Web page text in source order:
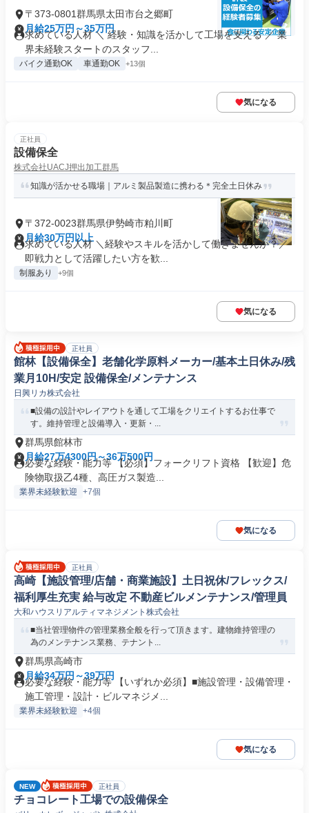
〒373-0801群馬県太田市台之郷町
月給25万円～35万円
求めている人材 ＼ 経験・知識を活かして工場を支える ／ 業
界未経験スタートのスタッフ...
バイク通勤OK 車通勤OK +13個
気になる
正社員
設備保全
株式会社UACJ押出加工群馬
知識が活かせる職場｜アルミ製品製造に携わる＊完全土日休み
〒372-0023群馬県伊勢崎市粕川町
月給30万円以上
求めている人材 ＼経験やスキルを活かして働きませんか？／
即戦力として活躍したい方を歓...
制服あり +9個
気になる
正社員
館林【設備保全】老舗化学原料メーカー/基本土日休み/残
業月10H/安定 設備保全/メンテナンス
日興リカ株式会社
■設備の設計やレイアウトを通して工場をクリエイトするお仕事で
す。維持管理と設備導入・更新・...
群馬県館林市
月給27万4300円～36万500円
必要な経験・能力等 【必須】フォークリフト資格 【歓迎】危
険物取扱乙4種、高圧ガス製造...
業界未経験歓迎 +7個
気になる
正社員
高崎【施設管理/店舗・商業施設】土日祝休/フレックス/
福利厚生充実 給与改定 不動産ビルメンテナンス/管理員
大和ハウスリアルティマネジメント株式会社
■当社管理物件の管理業務全般を行って頂きます。建物維持管理の
為のメンテナンス業務、テナント...
群馬県高崎市
月給34万円～39万円
必要な経験・能力等 【いずれか必須】■施設管理・設備管理・
施工管理・設計・ビルマネジメ...
業界未経験歓迎 +4個
気になる
NEW 正社員
チョコレート工場での設備保全